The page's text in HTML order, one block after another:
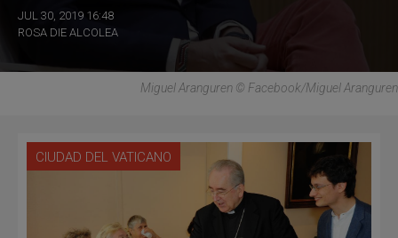
JUL 30, 2019 16:48
ROSA DIE ALCOLEA
Miguel Aranguren © Facebook/Miguel Aranguren
CIUDAD DEL VATICANO